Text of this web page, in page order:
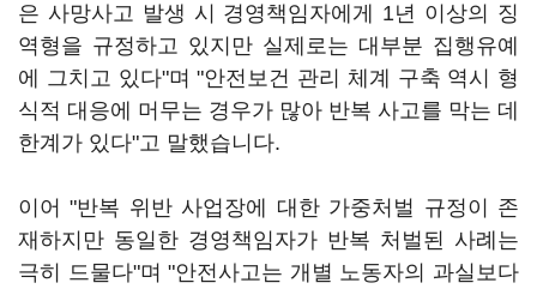
은 사망사고 발생 시 경영책임자에게 1년 이상의 징
역형을 규정하고 있지만 실제로는 대부분 집행유예
에 그치고 있다"며 "안전보건 관리 체계 구축 역시 형
식적 대응에 머무는 경우가 많아 반복 사고를 막는 데
한계가 있다"고 말했습니다.
이어 "반복 위반 사업장에 대한 가중처벌 규정이 존
재하지만 동일한 경영책임자가 반복 처벌된 사례는
극히 드물다"며 "안전사고는 개별 노동자의 과실보다